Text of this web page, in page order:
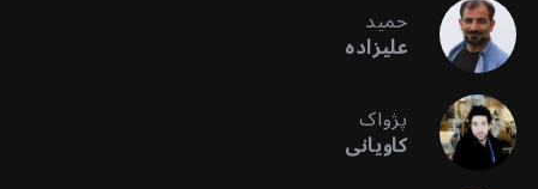
حمید
علیزاده
پژواک
کاویانی